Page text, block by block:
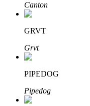
Aprenda a apostar
Canton
GRVT
Grvt
PIPEDOG
Pipedog